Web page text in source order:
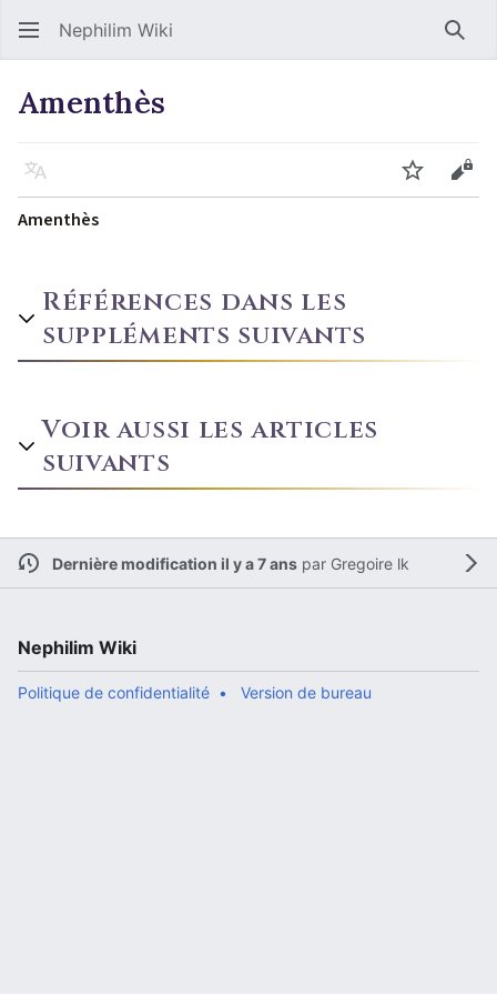
Nephilim Wiki
Amenthès
Langue Suivre
Amenthès
Références dans les
suppléments suivants
Voir aussi les articles
suivants
Dernière modification il y a 7 anspar Gregoire lk
Nephilim Wiki
Politique de confidentialité Version de bureau